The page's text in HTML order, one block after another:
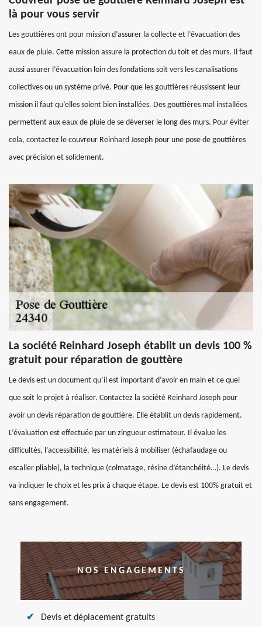
là pour vous servir
Les gouttières ont pour mission d’assurer la collecte et l’évacuation des
eaux de pluie. Cette mission assure la protection du toit et des murs. Il faut
aussi assurer l’évacuation loin des fondations soit vers les canalisations
collectives ou un système privé. Pour que les gouttières réussissent leur
mission il faut qu’elles soient bien installées. Des gouttières mal installées
permettent aux eaux de pluie de se déverser le long des murs. Pour éviter
cela, contactez le couvreur Reinhard Joseph pour une pose de gouttières
avec précision et solidement.
La société Reinhard Joseph établit un devis 100 %
gratuit pour réparation de gouttère
Le devis est un document qu’il est important d’avoir en main et ce quel
que soit le projet à réaliser. Contactez la société Reinhard Joseph pour
avoir un devis réparation de gouttière. Elle établit un devis rapidement.
L’évaluation est effectuée par un zingueur estimateur. Il évalue les
difficultés, l’accessibilité, les matériels à mobiliser (échafaudage ou
escalier pliable), la technique (colmatage, résine d’étanchéité…). Le devis
va indiquer le choix et les prix à chaque étape. Le devis est 100% gratuit et
sans engagement.
NOS ENGAGEMENTS
Devis et déplacement gratuits